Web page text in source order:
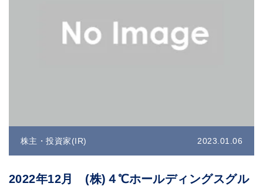
株主・投資家(IR) 2023.01.06
2022年12月 (株)４℃ホールディングスグル